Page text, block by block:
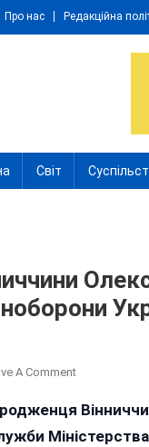
Про нас Редакційна
Світ
A CommentOn
Уродженець
Вінниччини